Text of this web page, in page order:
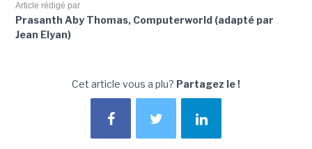
Article rédigé par
Prasanth Aby Thomas, Computerworld (adapté par
Jean Elyan)
Cet article vous a plu? Partagez le !